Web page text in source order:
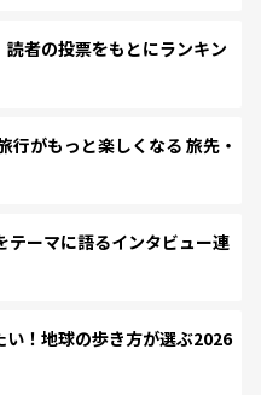
者の投票をもとにランキン
がもっと楽しくなる 旅先・
テーマに語るインタビュー連
！地球の歩き方が選ぶ2026